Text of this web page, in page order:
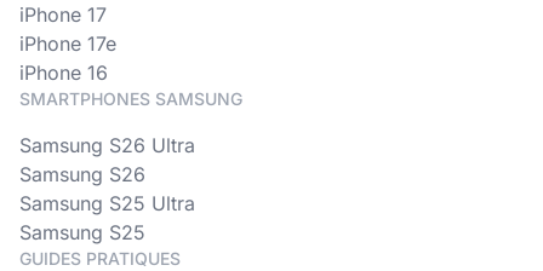
iPhone 17
iPhone 17e
iPhone 16
SMARTPHONES SAMSUNG
Samsung S26 Ultra
Samsung S26
Samsung S25 Ultra
Samsung S25
GUIDES PRATIQUES